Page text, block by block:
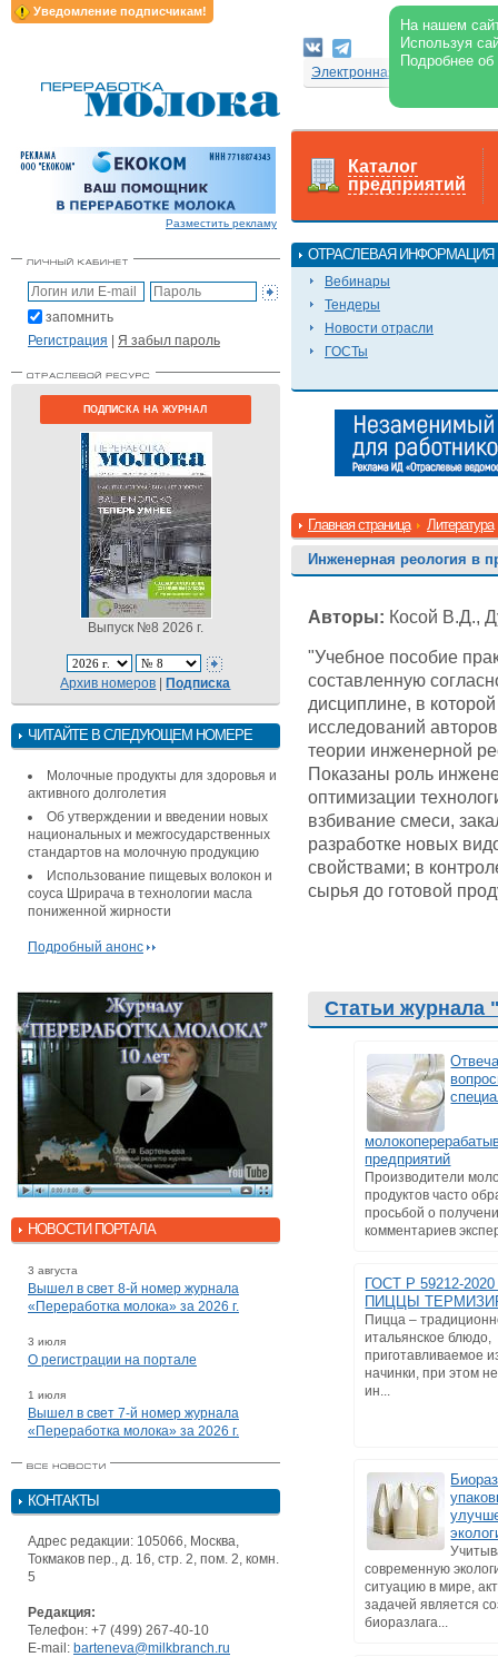
Уведомление подписчикам!
На нашем
Используя
Подробнее
Электронная версия
Разместить рекламу
запомнить
Регистрация | Я забыл пароль
ПОДПИСКА НА ЖУРНАЛ
Выпуск №8 2026 г.
Архив номеров |Подписка
ЧИТАЙТЕ В СЛЕДУЮЩЕМ НОМЕРЕ
Молочные продукты для здоровья и
активного долголетия
Об утверждении и введении новых
национальных и межгосударственных
стандартов на молочную продукцию
Использование пищевых волокон и
соуса Шрирача в технологии масла
пониженной жирности
Подробный анонс
НОВОСТИ ПОРТАЛА
3 августа
Вышел в свет 8-й номер журнала
«Переработка молока» за 2026 г.
3 июля
О регистрации на портале
1 июля
Вышел в свет 7-й номер журнала
«Переработка молока» за 2026 г.
КОНТАКТЫ
Адрес редакции: 105066, Москва,
Токмаков пер., д. 16, стр. 2, пом. 2, комн.
5
Редакция:
Телефон: +7 (499) 267-40-10
E-mail: barteneva@milkbranch.ru
Каталог
предприятий
ОТРАСЛЕВАЯ ИНФОРМАЦИЯ
Вебинары
Тендеры
Новости отрасли
ГОСТы
Главная страница Литература
Инженерная реология в
Авторы: Косой В.Д.,
"Учебное пособие
составленную
дисциплине, в
исследований
теории инженерной
Показаны роль
оптимизации
взбивание смеси,
разработке новых
свойствами; в
сырья до готовой
Статьи журнала
предприятий
Производители
продуктов часто
просьбой о
комментариев
ГОСТ Р 59212-
ПИЦЦЫ
Пицца –
итальянское блюдо,
приготавливаемое
начинки, при этом
ин...
современную
ситуацию в мире,
задачей является
биоразлага...